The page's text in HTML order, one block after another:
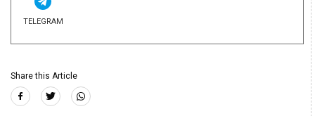
TELEGRAM
Share this Article